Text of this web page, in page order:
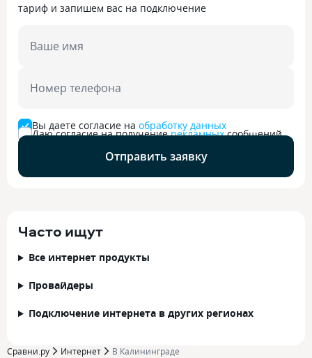
тариф и запишем вас на подключение
Ваше имя
Номер телефона
Вы даете согласие на обработку данных
Даю согласие на получениерекламныхсообщений
Отправить заявку
Часто ищут
Все интернет продукты
Провайдеры
Подключение интернета в других регионах
Сравни.ру Интернет В Калининграде